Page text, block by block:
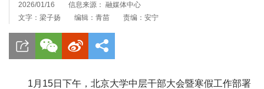
2026/01/16
信息来源： 融媒体中心
文字：梁子扬
编辑：青苗 责编：安宁
1月15日下午，北京大学中层干部大会暨寒假工作部署